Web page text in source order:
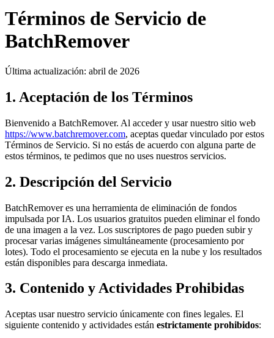
Términos de Servicio de
BatchRemover
Última actualización: abril de 2026
1. Aceptación de los Términos
Bienvenido a BatchRemover. Al acceder y usar nuestro sitio web
https://www.batchremover.com, aceptas quedar vinculado por estos
Términos de Servicio. Si no estás de acuerdo con alguna parte de
estos términos, te pedimos que no uses nuestros servicios.
2. Descripción del Servicio
BatchRemover es una herramienta de eliminación de fondos
impulsada por IA. Los usuarios gratuitos pueden eliminar el fondo
de una imagen a la vez. Los suscriptores de pago pueden subir y
procesar varias imágenes simultáneamente (procesamiento por
lotes). Todo el procesamiento se ejecuta en la nube y los resultados
están disponibles para descarga inmediata.
3. Contenido y Actividades Prohibidas
Aceptas usar nuestro servicio únicamente con fines legales. El
siguiente contenido y actividades están estrictamente prohibidos: